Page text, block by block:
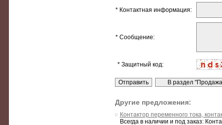
* Контактная информация:
* Сообщение:
* Защитный код:
Другие предложения:
Контактор переменного тока,
Всегда в наличии и под заказ: